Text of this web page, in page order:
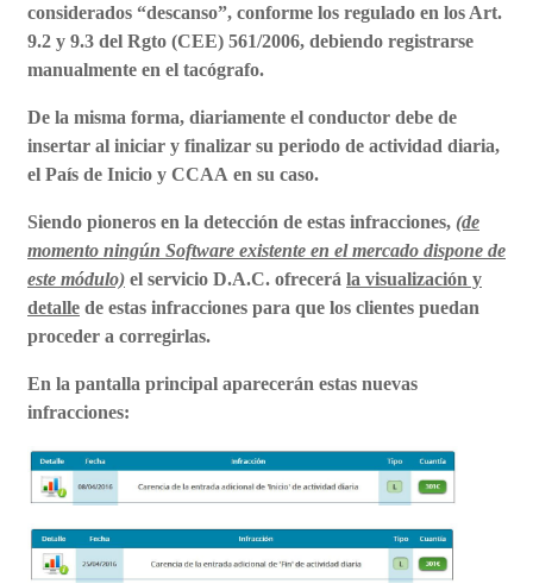
considerados “descanso”, conforme los regulado en los Art.
9.2 y 9.3 del Rgto (CEE) 561/2006, debiendo registrarse
manualmente en el tacógrafo.
De la misma forma, diariamente el conductor debe de
insertar al iniciar y finalizar su periodo de actividad diaria,
el País de Inicio y CCAA en su caso.
Siendo pioneros en la detección de estas infracciones, (de
momento ningún Software existente en el mercado dispone de
este módulo) el servicio D.A.C. ofrecerá la visualización y
detalle de estas infracciones para que los clientes puedan
proceder a corregirlas.
En la pantalla principal aparecerán estas nuevas
infracciones: